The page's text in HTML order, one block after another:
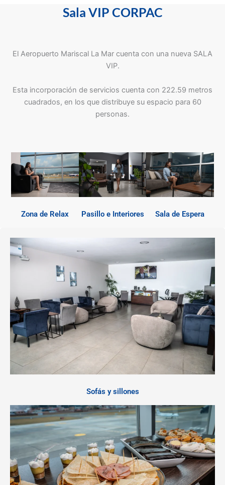
Sala VIP CORPAC
El Aeropuerto Mariscal La Mar cuenta con una nueva SALA
VIP.
Esta incorporación de servicios cuenta con 222.59 metros
cuadrados, en los que distribuye su espacio para 60
personas.
Zona de Relax Pasillo e Interiores Sala de Espera
Sofás y sillones